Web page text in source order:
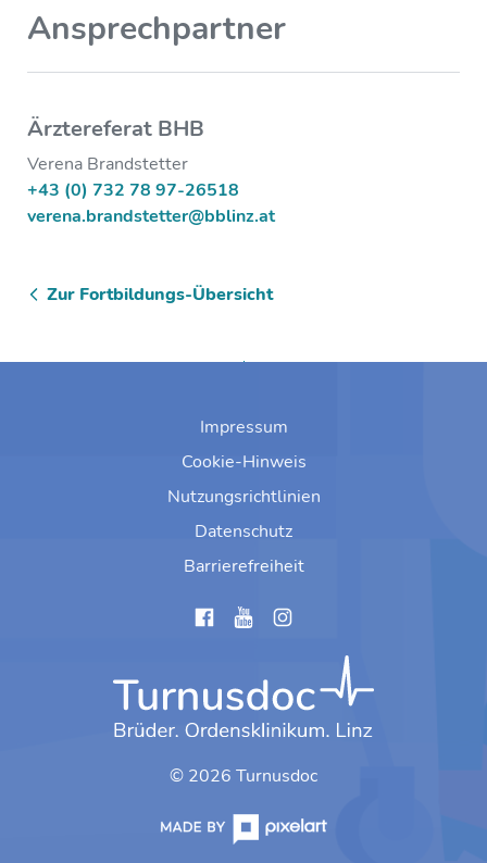
Ansprechpartner
Ärztereferat BHB
Verena Brandstetter
+43 (0) 732 78 97-26518
verena.brandstetter@bblinz.at
Zur Fortbildungs-Übersicht
Impressum
Cookie-Hinweis
Nutzungsrichtlinien
Datenschutz
Barrierefreiheit
instagram
© 2026 Turnusdoc